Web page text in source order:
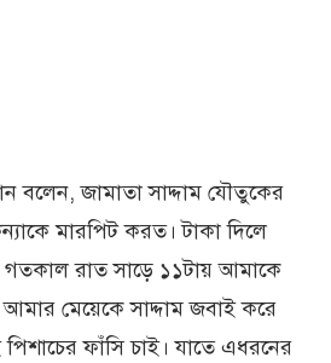
বলেন, জামাতা সাদ্দাম যৌতুকের
মারপিট করত। টাকা দিলে
রাত সাড়ে ১১টায় আমাকে
মেয়েকে সাদ্দাম জবাই করে
ফাঁসি চাই। যাতে এধরনের